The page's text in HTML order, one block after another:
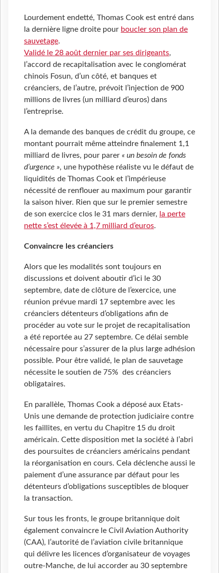
Lourdement endetté, Thomas Cook est entré dans
la dernière ligne droite pour boucler son plan de
sauvetage.
Validé le 28 août dernier par ses dirigeants,
l’accord de recapitalisation avec le conglomérat
chinois Fosun, d’un côté, et banques et
créanciers, de l’autre, prévoit l’injection de 900
millions de livres (un milliard d’euros) dans
l’entreprise.
A la demande des banques de crédit du groupe, ce
montant pourrait même atteindre finalement 1,1
milliard de livres, pour parer « un besoin de fonds
d’urgence », une hypothèse réaliste vu le défaut de
liquidités de Thomas Cook et l’impérieuse
nécessité de renflouer au maximum pour garantir
la saison hiver. Rien que sur le premier semestre
de son exercice clos le 31 mars dernier, la perte
nette s’est élevée à 1,7 milliard d’euros.
Convaincre les créanciers
Alors que les modalités sont toujours en
discussions et doivent aboutir d’ici le 30
septembre, date de clôture de l’exercice, une
réunion prévue mardi 17 septembre avec les
créanciers détenteurs d’obligations afin de
procéder au vote sur le projet de recapitalisation
a été reportée au 27 septembre. Ce délai semble
nécessaire pour s’assurer de la plus large adhésion
possible. Pour être validé, le plan de sauvetage
nécessite le soutien de 75% des créanciers
obligataires.
En parallèle, Thomas Cook a déposé aux Etats-
Unis une demande de protection judiciaire contre
les faillites, en vertu du Chapitre 15 du droit
américain. Cette disposition met la société à l’abri
des poursuites de créanciers américains pendant
la réorganisation en cours. Cela déclenche aussi le
paiement d’une assurance par défaut pour les
détenteurs d’obligations susceptibles de bloquer
la transaction.
Sur tous les fronts, le groupe britannique doit
également convaincre le Civil Aviation Authority
(CAA), l’autorité de l’aviation civile britannique
qui délivre les licences d’organisateur de voyages
outre-Manche, de lui accorder au 30 septembre